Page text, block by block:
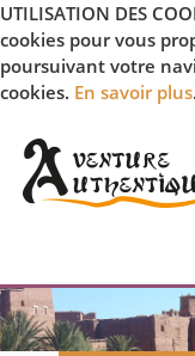
UTILISATION DES
cookies pour vous
poursuivant votre
cookies. En savoir plus.